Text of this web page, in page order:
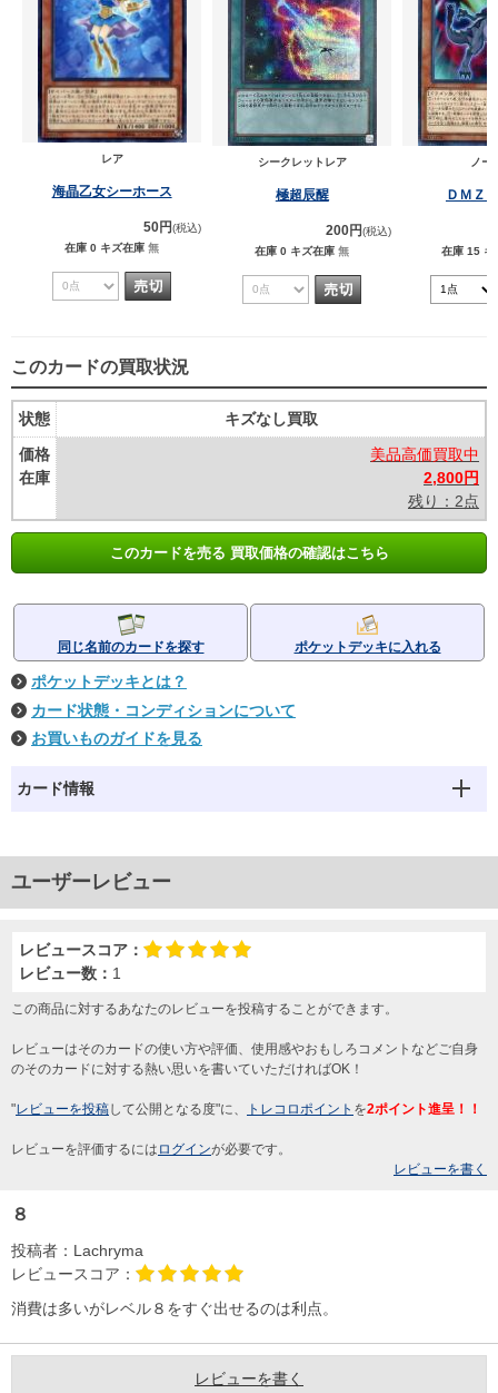
レア
海晶乙女シーホース
50円(税込)
在庫 0 キズ在庫 無
シークレットレア
極超辰醒
200円(税込)
在庫 0 キズ在庫 無
ノー
ＤＭＺ
在庫 15 キ
このカードの買取状況
状態
価格
在庫
キズなし買取
美品高価買取中
2,800円
残り：2点
このカードを売る 買取価格の確認はこちら
同じ名前のカードを探す ポケットデッキに入れる
ポケットデッキとは？
カード状態・コンディションについて
お買いものガイドを見る
カード情報
ユーザーレビュー
レビュースコア：
レビュー数： 1
この商品に対するあなたのレビューを投稿することができます。
レビューはそのカードの使い方や評価、使用感やおもしろコメントなどご自身
のそのカードに対する熱い思いを書いていただければOK！
"レビューを投稿して公開となる度"に、 トレコロポイント を2ポイント進呈！！
レビューを評価するには ログインが必要です。
レビューを書く
８
投稿者： Lachryma
レビュースコア：
消費は多いがレベル８をすぐ出せるのは利点。
レビューを書く